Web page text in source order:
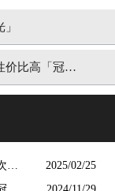
价比高「冠墅
2025/02/25